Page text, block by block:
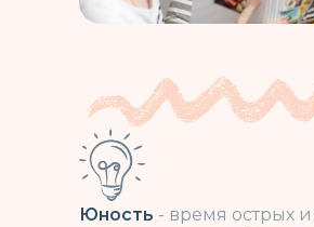
Юность - время острых